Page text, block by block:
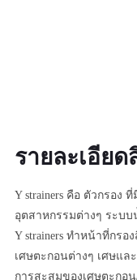
รายละเอีย
Y strainers คือ ตัวกรอง
อุตสาหกรรมต่างๆ ระบ
Y strainers ทำหน้าที่กร
เศษตะกอนต่างๆ เศษแล
การสะสมของเศษตะกอ